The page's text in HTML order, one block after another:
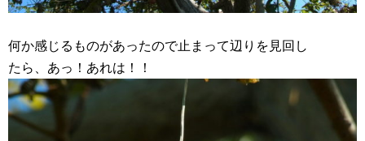
何か感じるものがあったので止まって辺りを見回し
たら、あっ！あれは！！